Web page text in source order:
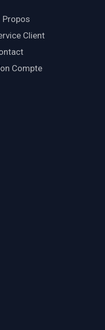
Client
Compte